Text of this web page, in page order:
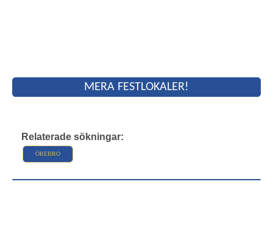
MERA FESTLOKALER!
Relaterade sökningar:
ÖREBRO